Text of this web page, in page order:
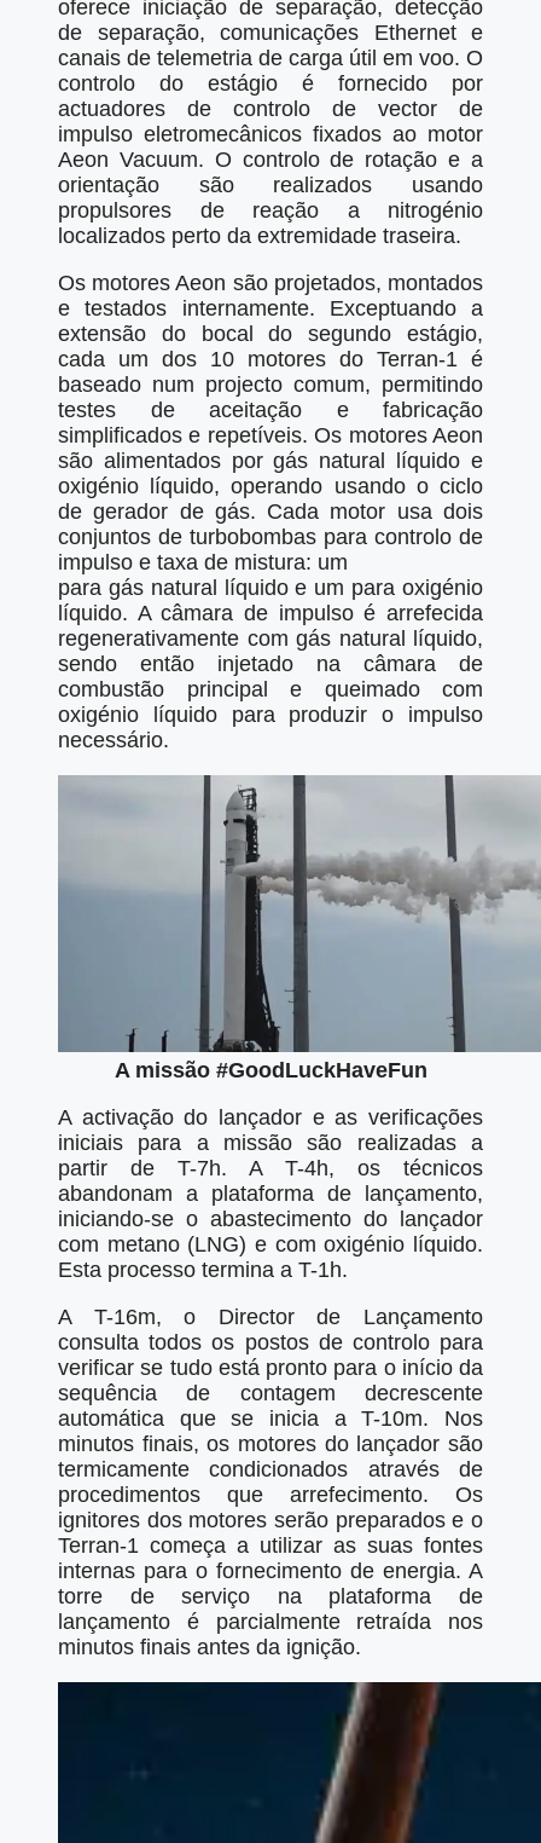
oferece iniciação de separação, detecção
de separação, comunicações Ethernet e
canais de telemetria de carga útil em voo. O
controlo do estágio é fornecido por
actuadores de controlo de vector de
impulso eletromecânicos fixados ao motor
Aeon Vacuum. O controlo de rotação e a
orientação são realizados usando
propulsores de reação a nitrogénio
localizados perto da extremidade traseira.
Os motores Aeon são projetados, montados
e testados internamente. Exceptuando a
extensão do bocal do segundo estágio,
cada um dos 10 motores do Terran-1 é
baseado num projecto comum, permitindo
testes de aceitação e fabricação
simplificados e repetíveis. Os motores Aeon
são alimentados por gás natural líquido e
oxigénio líquido, operando usando o ciclo
de gerador de gás. Cada motor usa dois
conjuntos de turbobombas para controlo de
impulso e taxa de mistura: um
para gás natural líquido e um para oxigénio
líquido. A câmara de impulso é arrefecida
regenerativamente com gás natural líquido,
sendo então injetado na câmara de
combustão principal e queimado com
oxigénio líquido para produzir o impulso
necessário.
A missão #GoodLuckHaveFun
A activação do lançador e as verificações
iniciais para a missão são realizadas a
partir de T-7h. A T-4h, os técnicos
abandonam a plataforma de lançamento,
iniciando-se o abastecimento do lançador
com metano (LNG) e com oxigénio líquido.
Esta processo termina a T-1h.
A T-16m, o Director de Lançamento
consulta todos os postos de controlo para
verificar se tudo está pronto para o início da
sequência de contagem decrescente
automática que se inicia a T-10m. Nos
minutos finais, os motores do lançador são
termicamente condicionados através de
procedimentos que arrefecimento. Os
ignitores dos motores serão preparados e o
Terran-1 começa a utilizar as suas fontes
internas para o fornecimento de energia. A
torre de serviço na plataforma de
lançamento é parcialmente retraída nos
minutos finais antes da ignição.